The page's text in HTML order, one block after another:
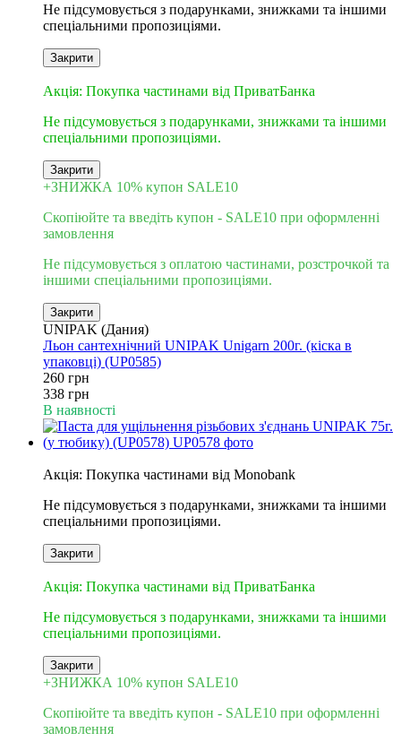
Не підсумовується з подарунками, знижками та іншими
спеціальними пропозиціями.
Закрити
Акція: Покупка частинами від ПриватБанка
Не підсумовується з подарунками, знижками та іншими
спеціальними пропозиціями.
Закрити
+ЗНИЖКА 10% купон SALE10
Скопіюйте та введіть купон - SALE10 при оформленні
замовлення
Не підсумовується з оплатою частинами, розстрочкой та
іншими спеціальними пропозиціями.
Закрити
UNIPAK (Дания)
Льон сантехнічний UNIPAK Unigarn 200г. (кіска в
упаковці) (UP0585)
260 грн
338 грн
В наявності
Акція: Покупка частинами від Monobank
Не підсумовується з подарунками, знижками та іншими
спеціальними пропозиціями.
Закрити
Акція: Покупка частинами від ПриватБанка
Не підсумовується з подарунками, знижками та іншими
спеціальними пропозиціями.
Закрити
+ЗНИЖКА 10% купон SALE10
Скопіюйте та введіть купон - SALE10 при оформленні
замовлення